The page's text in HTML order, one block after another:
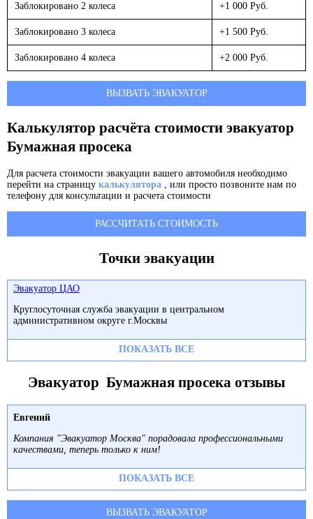
Заблокировано 2 колеса +1 000 Руб.
Заблокировано 3 колеса +1 500 Руб.
Заблокировано 4 колеса +2 000 Руб.
ВЫЗВАТЬ ЭВАКУАТОР
Калькулятор расчёта стоимости эвакуатор
Бумажная просека
Для расчета стоимости эвакуации вашего автомобиля необходимо
перейти на страницу калькулятора , или просто позвоните нам по
телефону для консультации и расчета стоимости
РАССЧИТАТЬ СТОИМОСТЬ
Точки эвакуации
Эвакуатор ЦАО
Круглосуточная служба эвакуации в центральном
административном округе г.Москвы
ПОКАЗАТЬ ВСЕ
Эвакуатор Бумажная просека отзывы
Евгений
Компания "Эвакуатор Москва" порадовала профессиональными
качествами, теперь только к ним!
ПОКАЗАТЬ ВСЕ
ВЫЗВАТЬ ЭВАКУАТОР